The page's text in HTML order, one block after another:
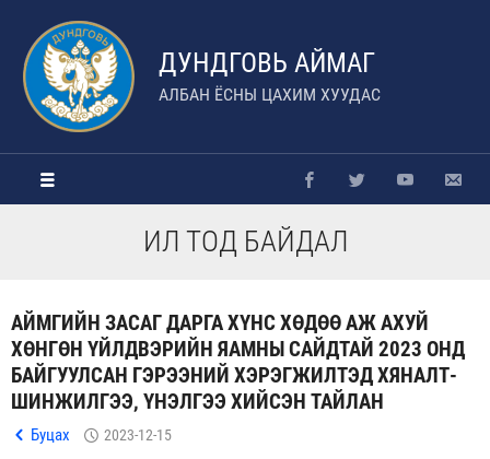
ДУНДГОВЬ АЙМАГ
АЛБАН ЁСНЫ ЦАХИМ ХУУДАС
ИЛ ТОД БАЙДАЛ
АЙМГИЙН ЗАСАГ ДАРГА ХҮНС ХӨДӨӨ АЖ АХУЙ
ХӨНГӨН ҮЙЛДВЭРИЙН ЯАМНЫ САЙДТАЙ 2023 ОНД
БАЙГУУЛСАН ГЭРЭЭНИЙ ХЭРЭГЖИЛТЭД ХЯНАЛТ-
ШИНЖИЛГЭЭ, ҮНЭЛГЭЭ ХИЙСЭН ТАЙЛАН
Буцах 2023-12-15